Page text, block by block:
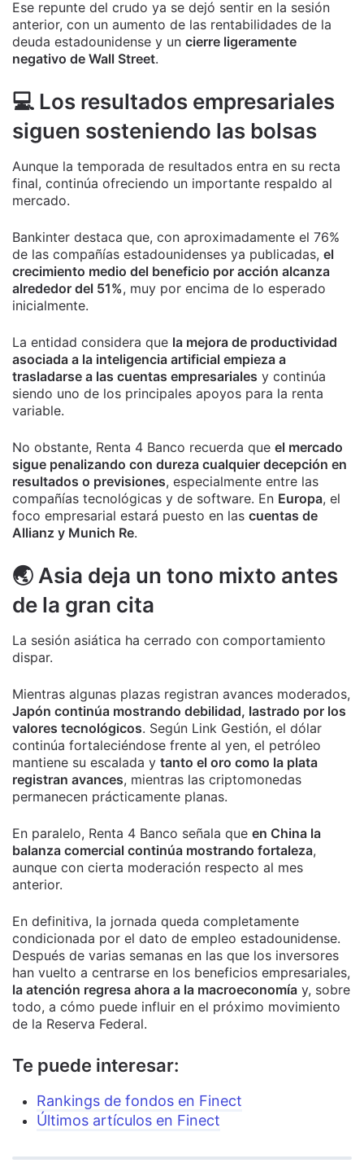
Ese repunte del crudo ya se dejó sentir en la sesión
anterior, con un aumento de las rentabilidades de la
deuda estadounidense y un cierre ligeramente
negativo de Wall Street.
💻 Los resultados empresariales
siguen sosteniendo las bolsas
Aunque la temporada de resultados entra en su recta
final, continúa ofreciendo un importante respaldo al
mercado.
Bankinter destaca que, con aproximadamente el 76%
de las compañías estadounidenses ya publicadas, el
crecimiento medio del beneficio por acción alcanza
alrededor del 51%, muy por encima de lo esperado
inicialmente.
La entidad considera que la mejora de productividad
asociada a la inteligencia artificial empieza a
trasladarse a las cuentas empresariales y continúa
siendo uno de los principales apoyos para la renta
variable.
No obstante, Renta 4 Banco recuerda que el mercado
sigue penalizando con dureza cualquier decepción en
resultados o previsiones, especialmente entre las
compañías tecnológicas y de software. En Europa, el
foco empresarial estará puesto en las cuentas de
Allianz y Munich Re.
🌏 Asia deja un tono mixto antes
de la gran cita
La sesión asiática ha cerrado con comportamiento
dispar.
Mientras algunas plazas registran avances moderados,
Japón continúa mostrando debilidad, lastrado por los
valores tecnológicos. Según Link Gestión, el dólar
continúa fortaleciéndose frente al yen, el petróleo
mantiene su escalada y tanto el oro como la plata
registran avances, mientras las criptomonedas
permanecen prácticamente planas.
En paralelo, Renta 4 Banco señala que en China la
balanza comercial continúa mostrando fortaleza,
aunque con cierta moderación respecto al mes
anterior.
En definitiva, la jornada queda completamente
condicionada por el dato de empleo estadounidense.
Después de varias semanas en las que los inversores
han vuelto a centrarse en los beneficios empresariales,
la atención regresa ahora a la macroeconomía y, sobre
todo, a cómo puede influir en el próximo movimiento
de la Reserva Federal.
Te puede interesar:
Rankings de fondos en Finect
Últimos artículos en Finect